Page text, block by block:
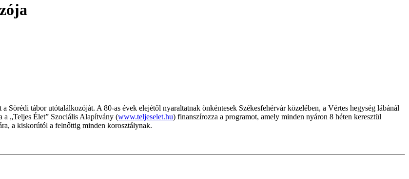
tábor utótalálkozóját. A 80-as évek elejétől nyaraltatnak önkéntesek Székesfehérvár közelében, a Vértes hegység lábánál
a „Teljes Élet” Szociális Alapítvány (www.teljeselet.hu) finanszírozza a programot, amely minden nyáron 8 héten keresztül
a kiskorútól a felnőttig minden korosztálynak.